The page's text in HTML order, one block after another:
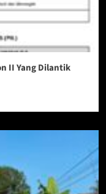
II Yang Dilantik